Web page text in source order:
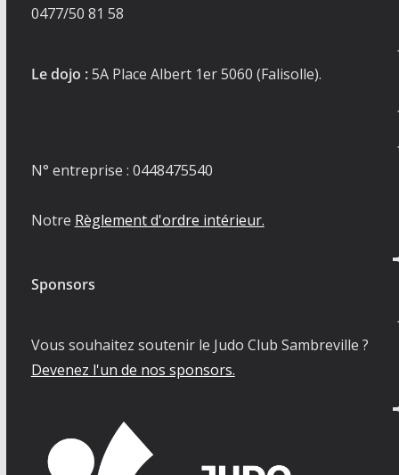
0477/50 81 58
Le dojo :5A Place Albert 1er 5060 (Falisolle).
N° entreprise : 0448475540
Notre Règlement d'ordre intérieur.
Sponsors
Vous souhaitez soutenir le Judo Club Sambreville ?
Devenez l'un de nos sponsors.